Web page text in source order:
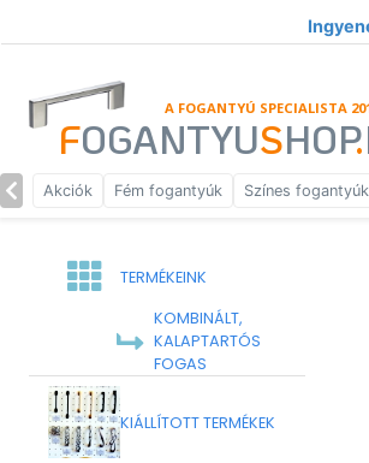
A FOGANTYÚ SPECIALISTA
FOGANTYUSHOP.
Akciók Fém fogantyúk Színes fogantyúk
TERMÉKEINK
KOMBINÁLT,
KALAPTARTÓS
FOGAS
KIÁLLÍTOTT TERMÉKEK